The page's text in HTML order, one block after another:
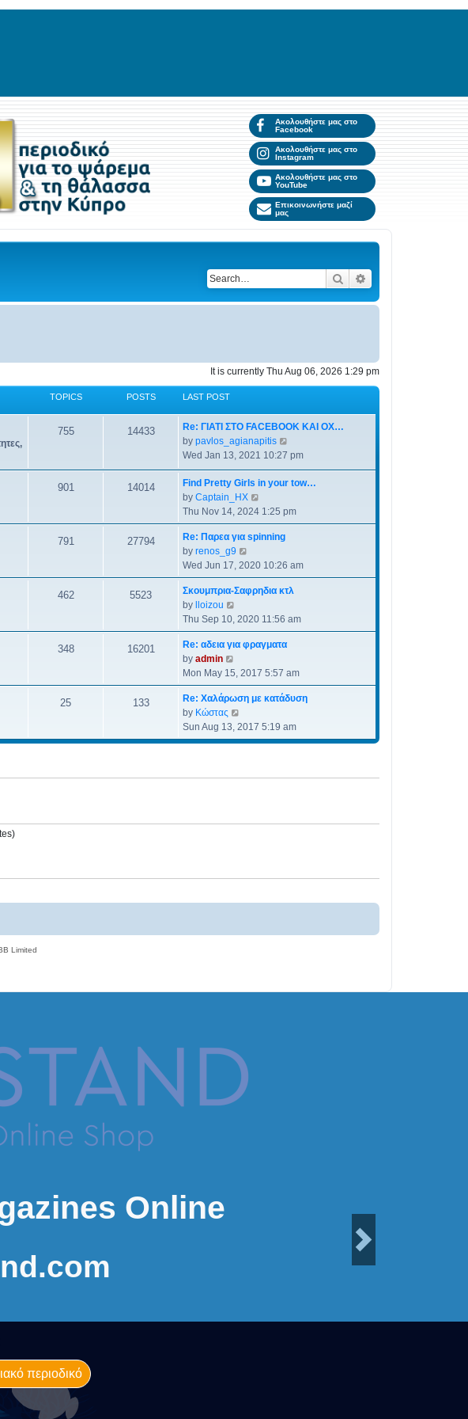
Ακολουθήστε μας στο
Facebook
Ακολουθήστε μας στο
Instagram
Ακολουθήστε μας στο
YouTube
Επικοινωνήστε μαζί
μας
Search
It is currently Thu Aug 06, 2026 1:29 pm
TOPICS POSTS LAST POST
755 14433
Re: ΓΙΑΤΙ ΣΤΟ FACEBOOK ΚΑΙ ΟΧ…
by pavlos_agianapitis
Wed Jan 13, 2021 10:27 pm
901 14014
Find Pretty Girls in your tow…
by Captain_HX
Thu Nov 14, 2024 1:25 pm
791 27794
Re: Παρεα για spinning
by renos_g9
Wed Jun 17, 2020 10:26 am
462 5523
Σκουμπρια-Σαφρηδια κτλ
by
lloizou
Thu Sep 10, 2020 11:56 am
348 16201
Re: αδεια για φραγματα
by admin
Mon May 15, 2017 5:57 am
25 133
Re: Χαλάρωση με κατάδυση
by Κώστας
Sun Aug 13, 2017 5:19 am
Limited
Online
περιοδικό